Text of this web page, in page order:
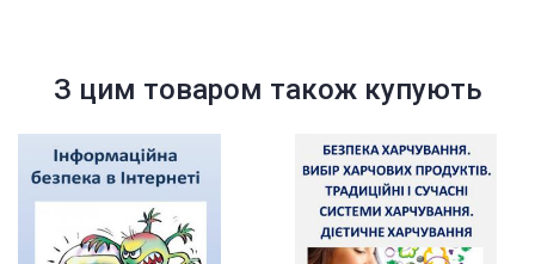
З цим товаром також купують